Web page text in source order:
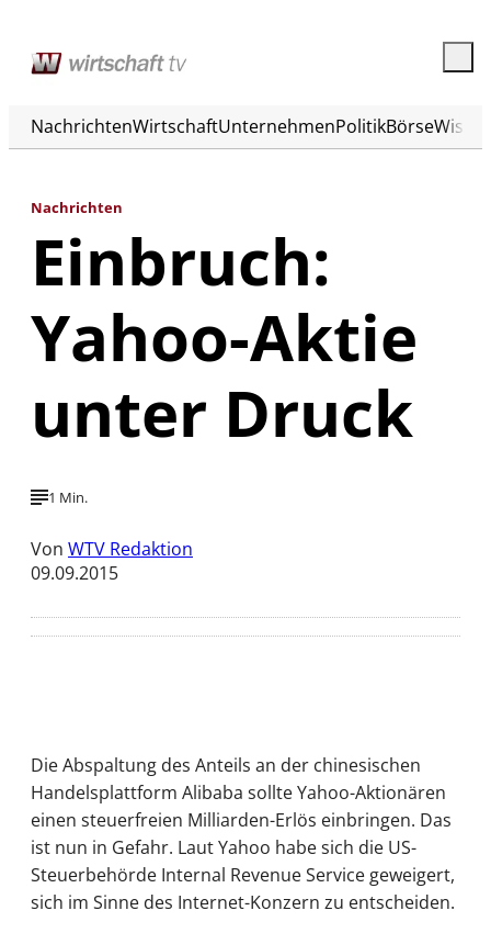
NachrichtenWirtschaftUnternehmenPolitikBörse
Nachrichten
Einbruch:
Yahoo-Aktie
unter Druck
1 Min.
Von WTV Redaktion
09.09.2015
Die Abspaltung des Anteils an der chinesischen
Handelsplattform Alibaba sollte Yahoo-Aktionären
einen steuerfreien Milliarden-Erlös einbringen. Das
ist nun in Gefahr. Laut Yahoo habe sich die US-
Steuerbehörde Internal Revenue Service geweigert,
sich im Sinne des Internet-Konzern zu entscheiden.